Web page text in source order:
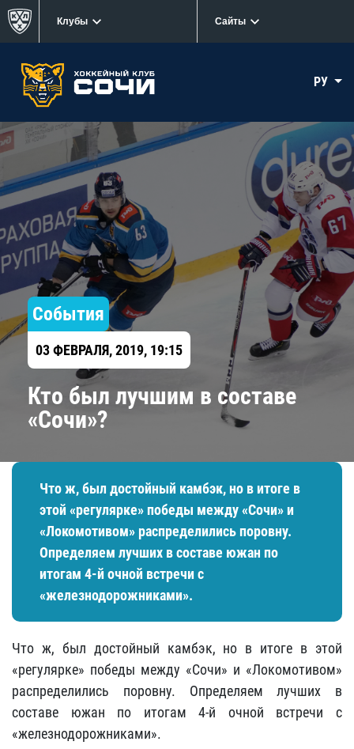
Клубы Сайты
РУ
События
03 ФЕВРАЛЯ, 2019, 19:15
Кто был лучшим в составе
«Сочи»?
Что ж, был достойный камбэк, но в итоге в
этой «регулярке» победы между «Сочи» и
«Локомотивом» распределились поровну.
Определяем лучших в составе южан по
итогам 4-й очной встречи с
«железнодорожниками».
Что ж, был достойный камбэк, но в итоге в этой
«регулярке» победы между «Сочи» и «Локомотивом»
распределились поровну. Определяем лучших в
составе южан по итогам 4-й очной встречи с
«железнодорожниками».